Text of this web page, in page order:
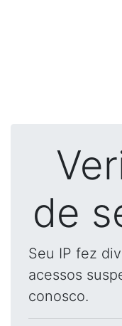
de
Seu IP fez
acessos
conosco.